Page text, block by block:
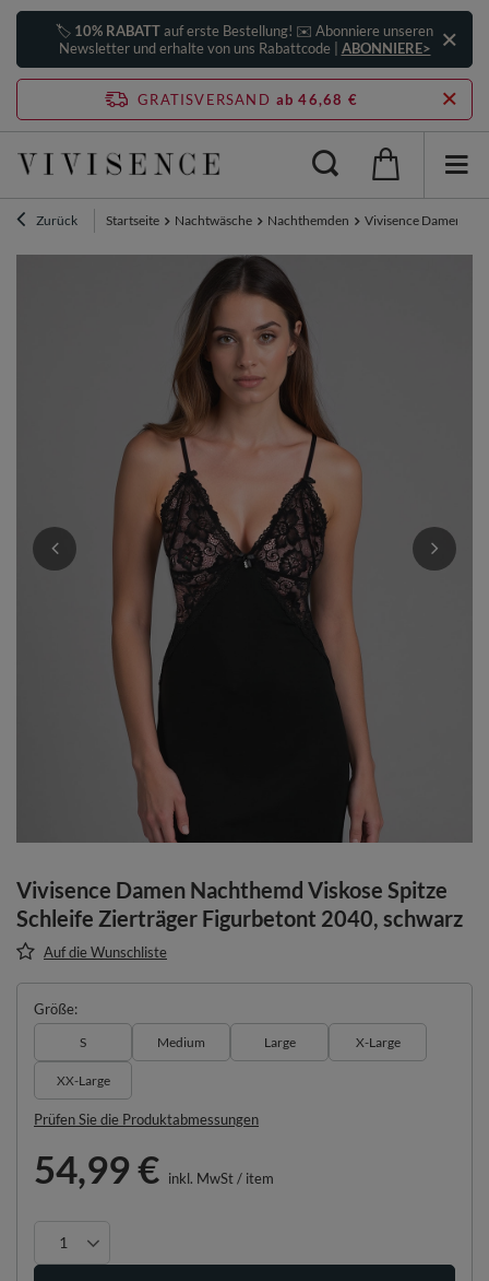
🏷️ 10% RABATTauf erste Bestellung! ✉️ Abonniere unseren
Newsletter und erhalte von uns Rabattcode | ABONNIERE>
GRATISVERSAND ab 46,68 €
Zurück Startseite Nachtwäsche Nachthemden Vivisence Damen
Vivisence Damen Nachthemd Viskose Spitze
Schleife Zierträger Figurbetont 2040, schwarz
Auf die Wunschliste
Größe
S Medium Large X-Large
XX-Large
Prüfen Sie die Produktabmessungen
54,99 € inkl. MwSt/ item